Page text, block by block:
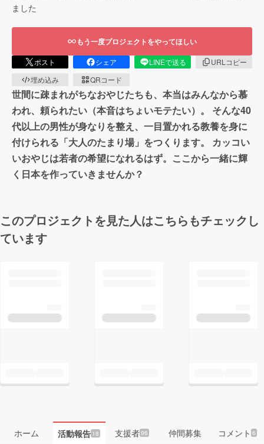
ました
もう一度プロジェクトをやってほしい
ポスト シェア LINEで送る
URLコピー
埋め込み
QRコード
世間に疎まれがちなおやじたちも、本当はみんなから慕
われ、頼られたい（本音はちょいモテたい）。 そんな40
代以上の男性が身なりを整え、一目置かれる教養を身に
付けられる「大人のたまり場」をつくります。 カッコい
いおやじは若者の希望になれるはず。ここから一緒に輝
く日本を作っていきませんか？
このプロジェクトを見た人はこちらもチェックし
ています
ホーム 活動報告18 支援者96 仲間募集 コメント6